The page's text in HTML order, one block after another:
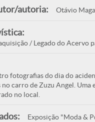
autoria: Otávio
/ Legado do Acervo
fotografias do dia do
no carro de Zuzu Angel.
no local.
Exposição "Moda &